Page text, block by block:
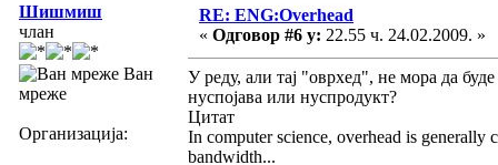
Шишмиш
члан
Ван
мреже
Организација:
RE: ENG:Overhead
« Одговор #6 у: 22.55 ч. 24.02.2009. »
У реду, али тај "оврхед", не мора да
нуспојава или нуспродукт?
Цитат
In computer science, overhead is generally
bandwidth...